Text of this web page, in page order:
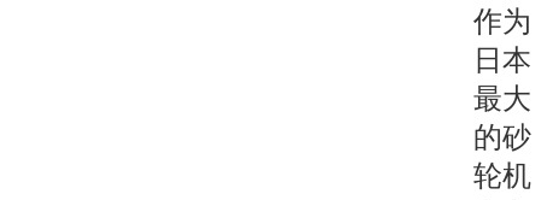
作为
日本
最大
的砂
轮机